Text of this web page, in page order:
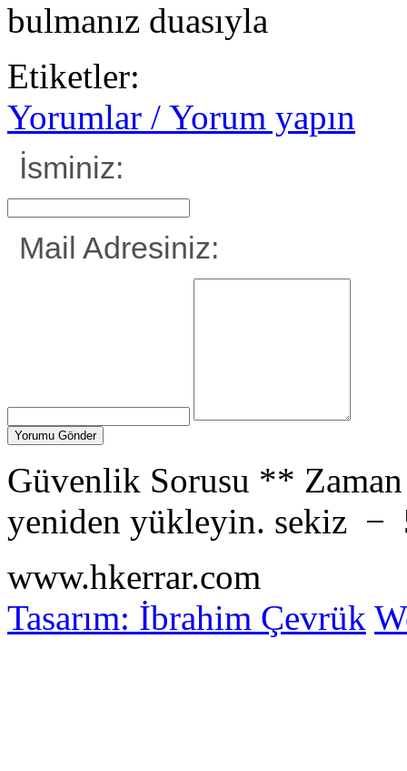
bulmanız duasıyla
Etiketler:
Yorumlar / Yorum yapın
İsminiz:
Mail Adresiniz:
Güvenlik Sorusu **
yeniden yükleyin. sekiz −
www.hkerrar.com
Tasarım: İbrahim Çevrük